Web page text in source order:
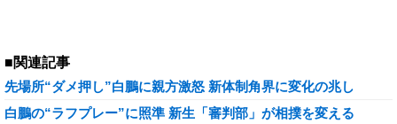
■関連記事
先場所“ダメ押し”白鵬に親方激怒 新体制角界に変化の兆し
白鵬の“ラフプレー”に照準 新生「審判部」が相撲を変える